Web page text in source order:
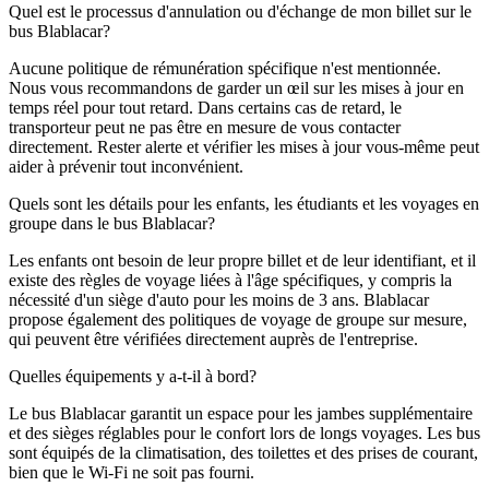
Quel est le processus d'annulation ou d'échange de mon billet sur le
bus Blablacar?
Aucune politique de rémunération spécifique n'est mentionnée.
Nous vous recommandons de garder un œil sur les mises à jour en
temps réel pour tout retard. Dans certains cas de retard, le
transporteur peut ne pas être en mesure de vous contacter
directement. Rester alerte et vérifier les mises à jour vous-même peut
aider à prévenir tout inconvénient.
Quels sont les détails pour les enfants, les étudiants et les voyages en
groupe dans le bus Blablacar?
Les enfants ont besoin de leur propre billet et de leur identifiant, et il
existe des règles de voyage liées à l'âge spécifiques, y compris la
nécessité d'un siège d'auto pour les moins de 3 ans. Blablacar
propose également des politiques de voyage de groupe sur mesure,
qui peuvent être vérifiées directement auprès de l'entreprise.
Quelles équipements y a-t-il à bord?
Le bus Blablacar garantit un espace pour les jambes supplémentaire
et des sièges réglables pour le confort lors de longs voyages. Les bus
sont équipés de la climatisation, des toilettes et des prises de courant,
bien que le Wi-Fi ne soit pas fourni.